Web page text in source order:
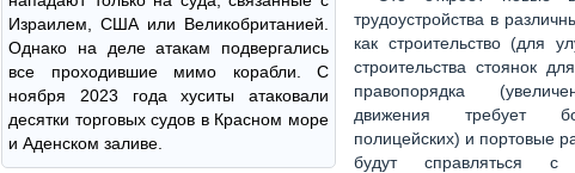
Израилем, США или Великобританией.
Однако на деле атакам подвергались
все проходившие мимо корабли. С
ноября 2023 года хуситы атаковали
десятки торговых судов в Красном море
и Аденском заливе.
трудоустройства в
как строительство (для
строительства стоянок
правопорядка
движения требует
полицейских) и портовые
будут справляться с